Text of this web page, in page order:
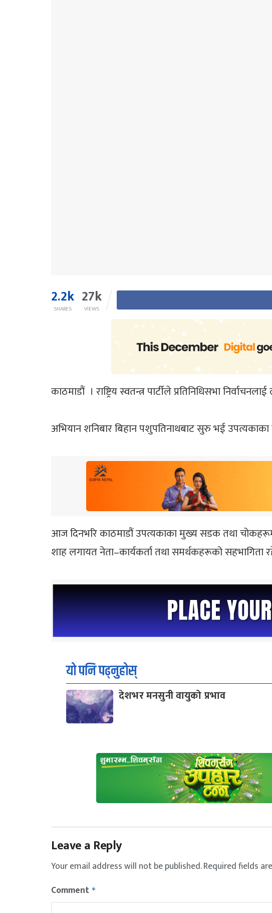
2.2k
SHARES
27k
VIEWS
काठमाडौं । राष्ट्रिय स्वतन्त्र पार्टीले प्रतिनिधिसभा
अभियान शनिबार बिहान पशुपतिनाथबाट सुरु भई
आज दिनभरि काठमाडौं उपत्यकाका मुख्य सडक तथा चोकहरूमा
शाह लगायत नेता–कार्यकर्ता तथा समर्थकहरूको सहभागिता
यो पनि पढ्नुहोस्
देशभर मनसुनी वायुको प्रभाव
Leave a Reply
Your email address will not be published.Required fields
Comment *